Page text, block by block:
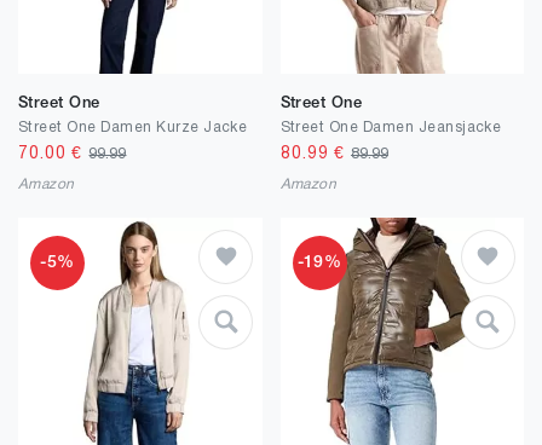
Street One
Street One Damen Kurze Jacke
70.00 €99.99
Amazon
Street One
Street One Damen Jeansjacke
80.99 € 89.99
Amazon
-5% -19%